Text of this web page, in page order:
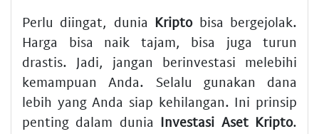
Perlu diingat, dunia Kriptobisa bergejolak.
Harga bisa naik tajam, bisa juga turun
drastis. Jadi, jangan berinvestasi melebihi
kemampuan Anda. Selalu gunakan dana
lebih yang Anda siap kehilangan. Ini prinsip
penting dalam dunia Investasi Aset Kripto.